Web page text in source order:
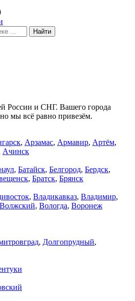
России и СНГ. Вашего города
мы всё равно привезём.
, Арзамас, Армавир, Артём,
Ачинск
, Батайск, Белгород, Бердск,
, Братск, Брянск
, Владикавказ, Владимир,
Волжский, Вологда, Воронеж
, Долгопрудный,